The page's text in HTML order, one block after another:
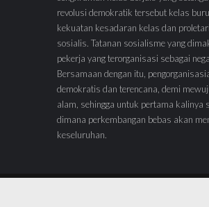
revolusi demokratik tersebut kelas
kekuatan kesadaran kelas dan
sosialis. Tatanan sosialisme yang
pekerja yang terorganisasi sebagai
Bersamaan dengan itu,
demokratis dan terencana, demi
alam, sehingga untuk pertama
dimana perkembangan bebas akan
keseluruhan.